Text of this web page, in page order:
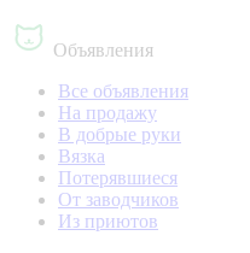
Объявления
Все объявления
На продажу
В добрые руки
Вязка
Потерявшиеся
От заводчиков
Из приютов